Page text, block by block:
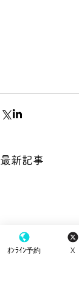
最新記事
ｵﾝﾗｲﾝ予約 X